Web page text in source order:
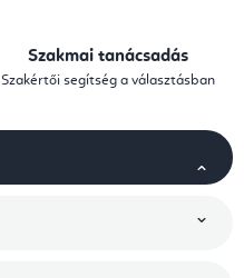
Szakmai tanácsadás
Szakértői segítség a választásban